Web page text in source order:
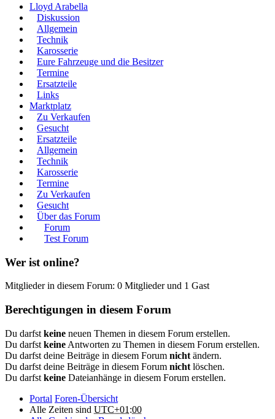
Lloyd Arabella
Diskussion
Allgemein
Technik
Karosserie
Eure Fahrzeuge und die Besitzer
Termine
Ersatzteile
Links
Marktplatz
Zu Verkaufen
Gesucht
Ersatzteile
Allgemein
Technik
Karosserie
Termine
Zu Verkaufen
Gesucht
Über das Forum
Forum
Test Forum
Wer ist online?
Mitglieder in diesem Forum: 0 Mitglieder und 1 Gast
Berechtigungen in diesem Forum
Du darfst keine neuen Themen in diesem Forum erstellen.
Du darfst keine Antworten zu Themen in diesem Forum erstellen.
Du darfst deine Beiträge in diesem Forum nicht ändern.
Du darfst deine Beiträge in diesem Forum nicht löschen.
Du darfst keine Dateianhänge in diesem Forum erstellen.
Portal Foren-Übersicht
Alle Zeiten sind UTC+01:00